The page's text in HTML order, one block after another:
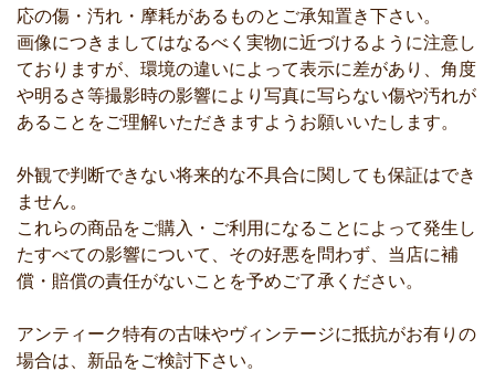
応の傷・汚れ・摩耗があるものとご承知置き下さい。
画像につきましてはなるべく実物に近づけるように注意し
ておりますが、環境の違いによって表示に差があり、角度
や明るさ等撮影時の影響により写真に写らない傷や汚れが
あることをご理解いただきますようお願いいたします。
外観で判断できない将来的な不具合に関しても保証はでき
ません。
これらの商品をご購入・ご利用になることによって発生し
たすべての影響について、その好悪を問わず、当店に補
償・賠償の責任がないことを予めご了承ください。
アンティーク特有の古味やヴィンテージに抵抗がお有りの
場合は、新品をご検討下さい。